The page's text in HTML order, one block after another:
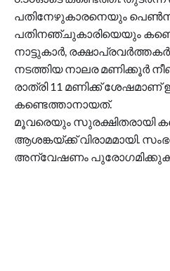
പതിനേഴുകാരനെയും
പതിനഞ്ചുകാരിയെയും
നാട്ടുകാർ,
നടത്തിയ നാലര മണിക്കൂർ
രാത്രി 11 മണിക്ക്
കണ്ടെത്താനായത്.
മൂവരെയും സുരക്ഷിതരായി
ആശങ്കയ്ക്ക് വിരാമമായി.
അന്വേഷണം